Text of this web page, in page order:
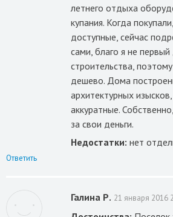
летнего отдыха
купания. Когда
доступные, сейчас
сами, благо я не
строительства,
дешево. Дома
архитектурных
аккуратные.
за свои деньги.
Недостатки: нет
Ответить
Галина Р. 21 января 2016